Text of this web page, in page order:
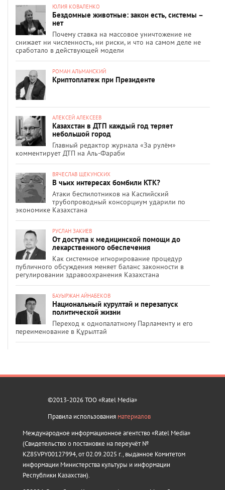
ЮЛИЯ КОВАЛЕНКО
Бездомные животные: закон есть, системы –
нет
Почему ставка на массовое уничтожение не
снижает ни численность, ни риски, и что на самом деле не
сработало в действующей модели
РОМАН АЛЬМАНСКИЙ
Криптоплатеж при Президенте
АЛЕКСЕЙ АЛЕКСЕЕВ
Казахстан в ДТП каждый год теряет
небольшой город
Главный редактор журнала «За рулём»
комментирует ДТП на Аль-Фараби
ВЯЧЕСЛАВ ЩЕКУНСКИХ
В чьих интересах бомбили КТК?
Атаки беспилотников на Каспийский
трубопроводный консорциум ударили по
экономике Казахстана
РУСЛАН ЗАКИЕВ
От доступа к медицинской помощи до
лекарственного обеспечения
Как системное игнорирование процедур
публичного обсуждения меняет баланс законности в
регулировании здравоохранения Казахстана
БАУЫРЖАН АЙНАБЕКОВ
Национальный курултай и перезапуск
политической жизни
Переход к однопалатному Парламенту и его
переименование в Құрылтай
©2013-2026 ТОО «Ratel Media»
Правила использования материалов
Международное информационное агентство «Ratel Media»
(Свидетельство о постановке на переучёт №
KZ85VPY00127994, от 02.09.2025 г., выданное Комитетом
информации Министерства культуры и информации
Республики Казахстан).